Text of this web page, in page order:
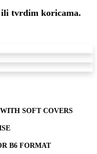
ili tvrdim koricama.
SOFT COVERS
B6 FORMAT